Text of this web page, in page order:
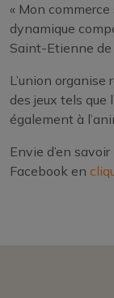
« Mon
dynamique
Saint-Etienne de
L’union
des jeux tels que
également à
Envie d’en
Facebook en